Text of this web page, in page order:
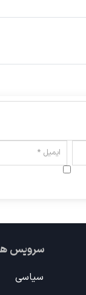
سرویس
سیاسی